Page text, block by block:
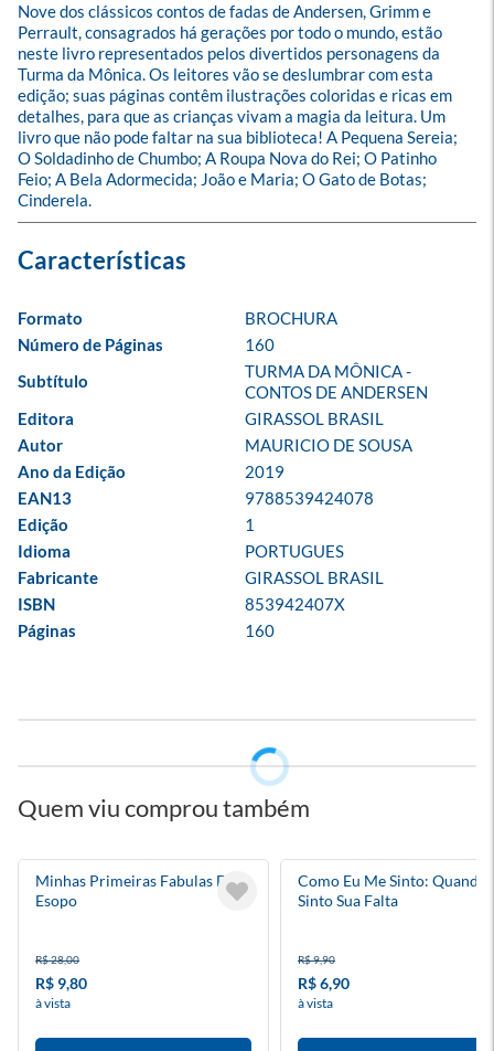
Nove dos clássicos contos de fadas de Andersen, Grimm e
Perrault, consagrados há gerações por todo o mundo, estão
neste livro representados pelos divertidos personagens da
Turma da Mônica. Os leitores vão se deslumbrar com esta
edição; suas páginas contêm ilustrações coloridas e ricas em
detalhes, para que as crianças vivam a magia da leitura. Um
livro que não pode faltar na sua biblioteca! A Pequena Sereia;
O Soldadinho de Chumbo; A Roupa Nova do Rei; O Patinho
Feio; A Bela Adormecida; João e Maria; O Gato de Botas;
Cinderela.
Formato
BROCHURA
Número de Páginas
160
Subtítulo
TURMA DA MÔNICA -
CONTOS DE ANDERSEN
Editora
GIRASSOL BRASIL
Autor
MAURICIO DE SOUSA
Ano da Edição
2019
EAN13
9788539424078
Edição
1
Idioma
PORTUGUES
Fabricante
GIRASSOL BRASIL
ISBN
853942407X
Páginas
160
Quem viu comprou também
Minhas Primeiras Fabulas De
Esopo
R$ 28,00
R$ 9,80
à vista
Como Eu Me Sinto: Quando
Sinto Sua Falta
R$ 9,90
R$ 6,90
à vista